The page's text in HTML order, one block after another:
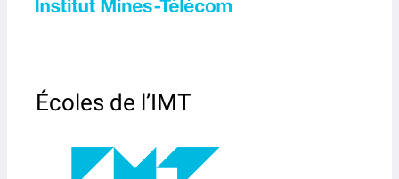
Écoles de l’IMT